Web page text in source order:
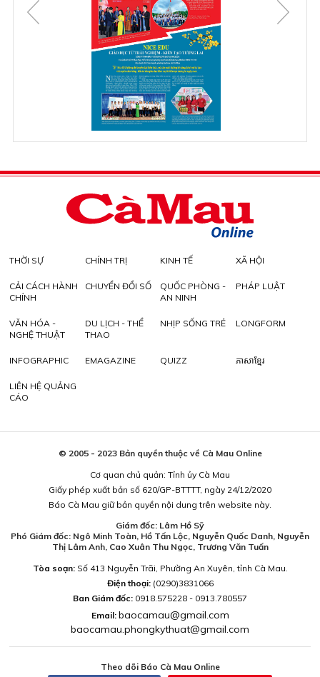
THỜI SỰ CHÍNH TRỊ KINH TẾ XÃ HỘI
CẢI CÁCH HÀNH
CHÍNH
CHUYỂN ĐỔI SỐ
QUỐC PHÒNG -
AN NINH
PHÁP LUẬT
VĂN HÓA -
NGHỆ THUẬT
DU LỊCH - THỂ
THAO
NHỊP SỐNG TRẺ LONGFORM
INFOGRAPHIC EMAGAZINE QUIZZ ភាសាខ្មែរ
LIÊN HỆ QUẢNG
CÁO
© 2005 - 2023 Bản quyền thuộc về Cà Mau Online
Cơ quan chủ quản: Tỉnh ủy Cà Mau
Giấy phép xuất bản số 620/GP-BTTTT, ngày 24/12/2020
Báo Cà Mau giữ bản quyền nội dung trên website này.
Giám đốc: Lâm Hồ Sỹ
Phó Giám đốc: Ngô Minh Toàn, Hồ Tấn Lộc, Nguyễn Quốc Danh, Nguyễn
Thị Lâm Anh, Cao Xuân Thu Ngọc, Trương Văn Tuấn
Tòa soạn:Số 413 Nguyễn Trãi, Phường An Xuyên, tỉnh Cà Mau.
Điện thoại: (0290)3831066
Ban Giám đốc: 0918.575228 - 0913.780557
Email: baocamau@gmail.com
baocamau.phongkythuat@gmail.com
Theo dõi Báo Cà Mau Online